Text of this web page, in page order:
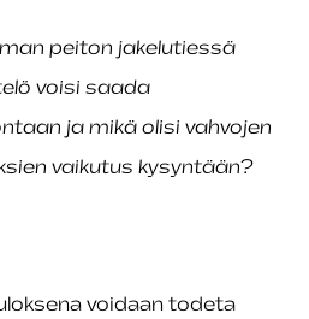
peiton jakelutiessä
voisi saada
ja mikä olisi vahvojen
vaikutus kysyntään?
voidaan todeta